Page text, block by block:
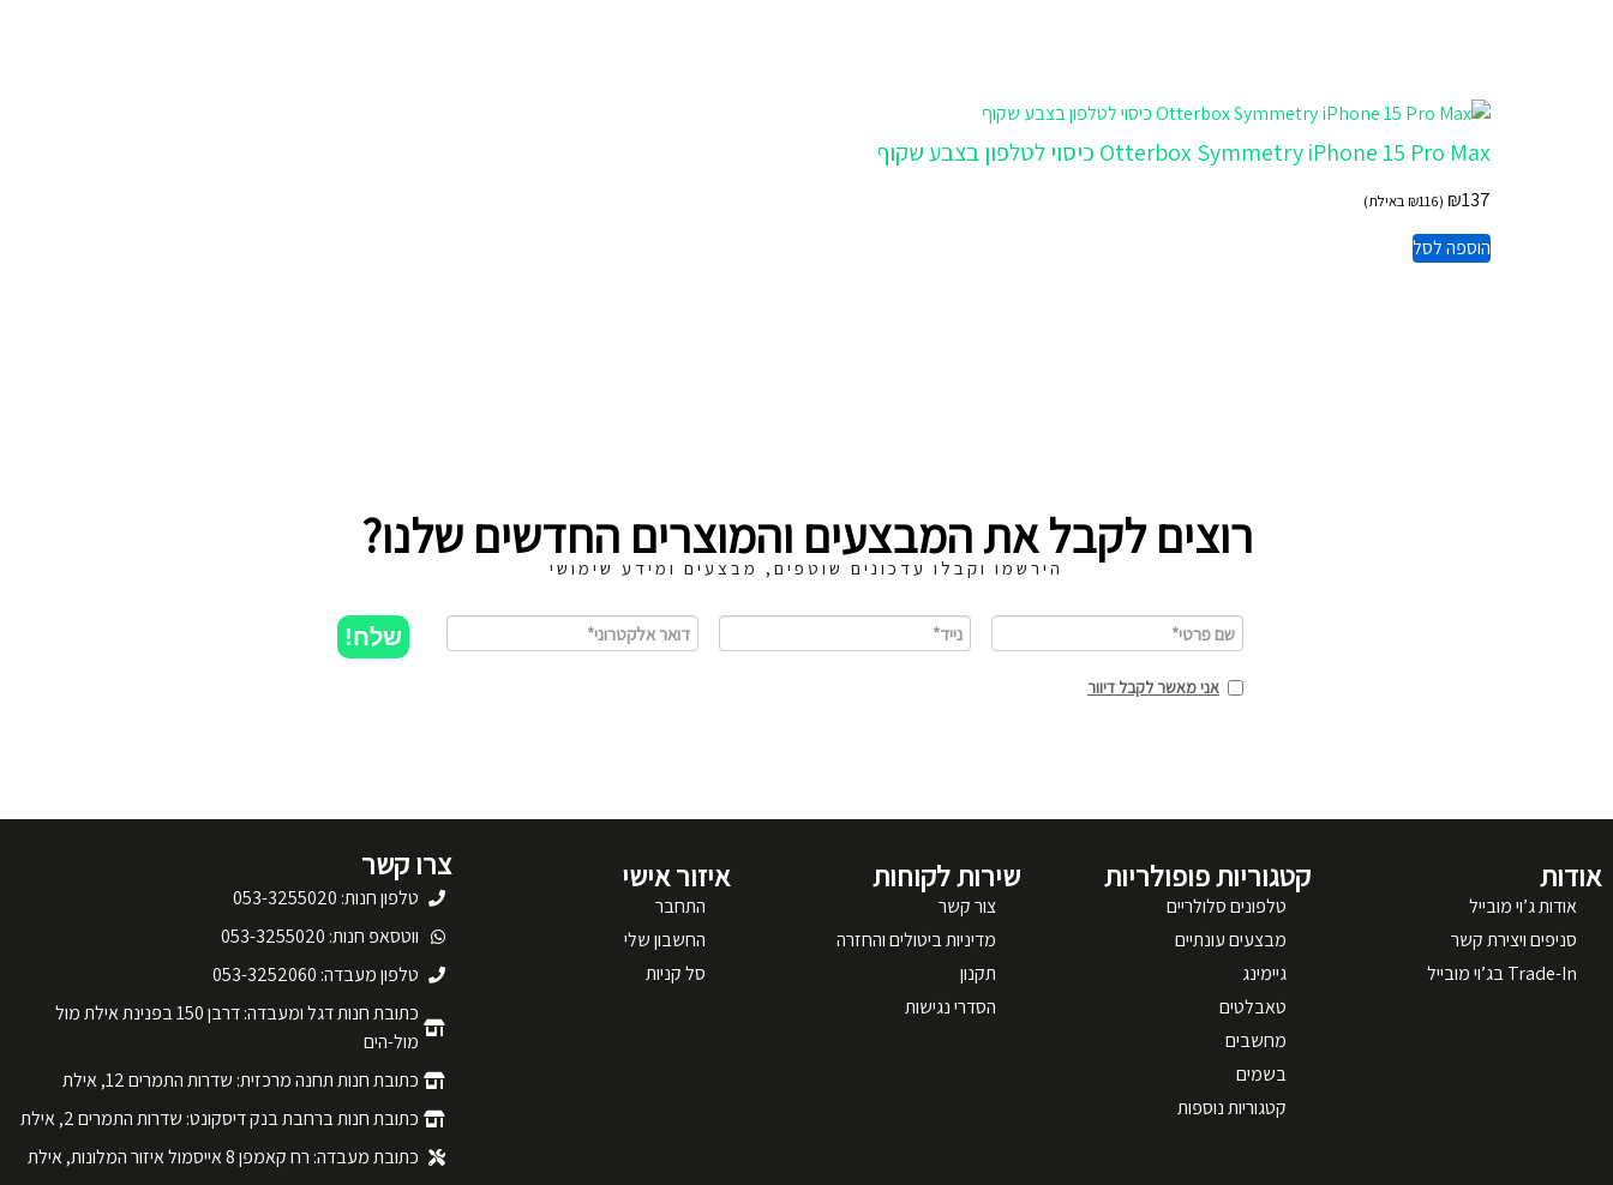
Otterbox Symmetry iPhone 15 Pro Max כיסוי לטלפון בצבע שקוף
₪137
(
₪116 באילת)
הוספה לסל
רוצים לקבל את המבצעים והמוצרים החדשים שלנו?
הירשמו וקבלו עדכונים שוטפים, מבצעים ומידע שימושי
אני מאשר לקבל דיוור
שלח!
אודות
אודות ג’וי מובייל
סניפים ויצירת קשר
Trade-In בג’וי מובייל
קטגוריות פופולריות
טלפונים סלולריים
מבצעים עונתיים
גיימינג
טאבלטים
מחשבים
בשמים
קטגוריות נוספות
שירות לקוחות
צור קשר
מדיניות ביטולים והחזרה
תקנון
הסדרי נגישות
איזור אישי
התחבר
החשבון שלי
סל קניות
צרו קשר
טלפון חנות: 053-3255020
ווטסאפ חנות: 053-3255020
טלפון מעבדה: 053-3252060
כתובת חנות דגל ומעבדה: דרבן 150 בפנינת אילת מול
מול-הים
כתובת חנות תחנה מרכזית: שדרות התמרים 12, אילת
כתובת חנות ברחבת בנק דיסקונט: שדרות התמרים 2, אילת
כתובת מעבדה: רח קאמפן 8 אייסמול איזור המלונות, אילת